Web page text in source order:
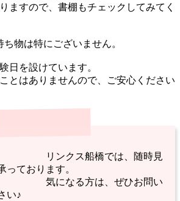
ますので、書棚もチェックしてみてく
物は特にございません。
日を設けています。
とはありませんので、ご安心ください
ス船橋では、随時見
っております。
る方は、ぜひお問い
い♪